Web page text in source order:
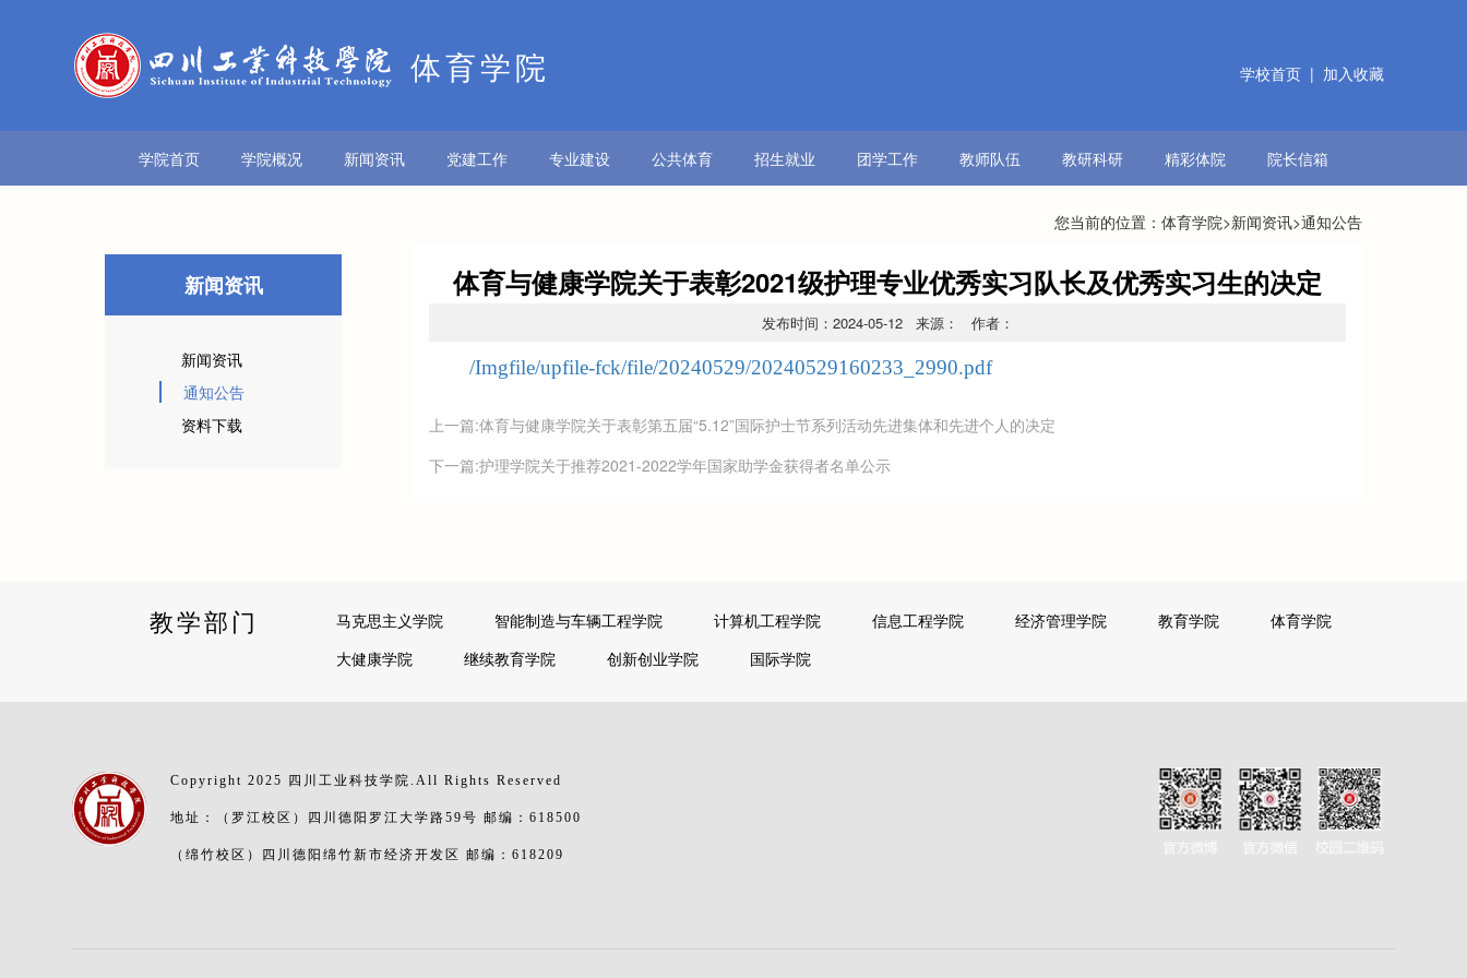
体育学院 学校首页 | 加入收藏
学院首页 学院概况 新闻资讯 党建工作 专业建设 公共体育 招生就业 团学工作 教师队伍 教研科研 精彩体院 院长信箱
新闻资讯
新闻资讯
通知公告
资料下载
您当前的位置： 体育学院>新闻资讯>通知公告
体育与健康学院关于表彰2021级护理专业优秀实习队长及优秀实习生的决定
发布时间：2024-05-12 来源： 作者：
/Imgfile/upfile-fck/file/20240529/20240529160233_2990.pdf
上一篇:体育与健康学院关于表彰第五届“5.12”国际护士节系列活动先进集体和先进个人的决定
下一篇:护理学院关于推荐2021-2022学年国家助学金获得者名单公示
教学部门 马克思主义学院 智能制造与车辆工程学院 计算机工程学院 信息工程学院 经济管理学院 教育学院
体育学院
大健康学院
继续教育学院 创新创业学院 国际学院
Copyright 2025 四川工业科技学院.All Rights Reserved
地址：（罗江校区）四川德阳罗江大学路59号 邮编：618500
（绵竹校区）四川德阳绵竹新市经济开发区 邮编：618209